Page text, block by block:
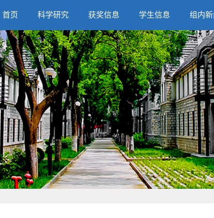
首页 科学研究 获奖信息 学生信息 组内